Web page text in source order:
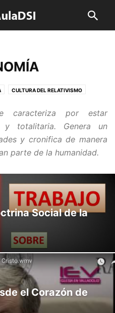
CULTURA DEL RELATIVISMO
IMPERIALISMO NATURALEZA
DSI SIN CATEGORÍA
TWITTER VIDEOS DSI
LA REALIDAD
caracteriza por estar
y totalitaria. Genera un
y cronifica de manera
parte de la humanidad.
Social de la
el Corazón de